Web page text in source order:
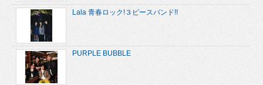
Lala 青春ロック!３ピースバンド!!
PURPLE BUBBLE